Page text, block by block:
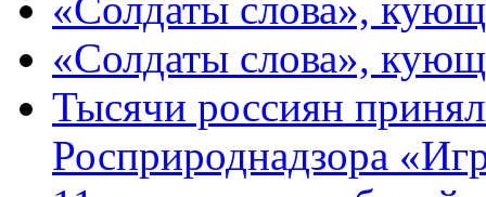
«Солдаты слова»,
«Солдаты слова»,
Тысячи россиян
Росприроднадзора